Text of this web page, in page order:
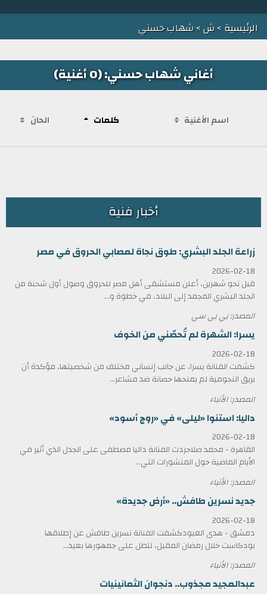
الرئيسية>ش> شهاب حسني
أغاني شهاب حسني: (0 أغنية)
اسم الأغنية كلمات الحان
أخبار فنية
زراعة الجلد البشري: طوق نجاة لمصابي الحروق في مصر
2026-02-18
قبل نحو شهرين، أعلن مستشفى أهل مصر للحروق وصول أول شحنة من
الجلد البشري المجمد إلى البلاد، في خطوة و...
المصدر: بي بي سي
يسرا: الشهرة لم تُحصّني من الخوف
2026-02-18
كشفت الفنانة يسرا، عن جانب إنساني مختلف من شخصيتها، مؤكدة أن
بريق النجومية لم يمنحها حصانة ضد مشاعر...
المصدر: الأنباء
داليا: استنوا «ليلى» في «روج أسود»
2026-02-18
القاهرة - محمد صلاحردت الفنانة داليا مصطفى على الجدل الذي أثير في
الأيام الماضية حول المنشورات التي...
المصدر: الأنباء
جديد نسرين طافش.. «أرض جديدة»
2026-02-18
دمشق - هدى العبودكشفت الفنانة نسرين طافش عن إطلاقها
بودكاست خلال رمضان المقبل، لتطل على جمهورها بعيد...
المصدر: الأنباء
عبدالمجيد مجذوب.. دنجوان الثمانينيات